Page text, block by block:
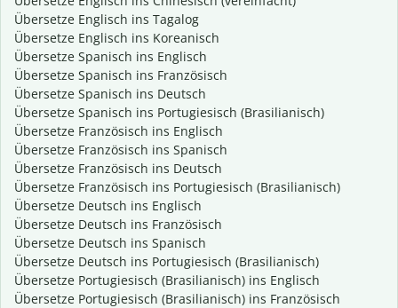
Übersetze Englisch ins Tagalog
Übersetze Englisch ins Koreanisch
Übersetze Spanisch ins Englisch
Übersetze Spanisch ins Französisch
Übersetze Spanisch ins Deutsch
Übersetze Spanisch ins Portugiesisch (Brasilianisch)
Übersetze Französisch ins Englisch
Übersetze Französisch ins Spanisch
Übersetze Französisch ins Deutsch
Übersetze Französisch ins Portugiesisch (Brasilianisch)
Übersetze Deutsch ins Englisch
Übersetze Deutsch ins Französisch
Übersetze Deutsch ins Spanisch
Übersetze Deutsch ins Portugiesisch (Brasilianisch)
Übersetze Portugiesisch (Brasilianisch) ins Englisch
Übersetze Portugiesisch (Brasilianisch) ins Französisch